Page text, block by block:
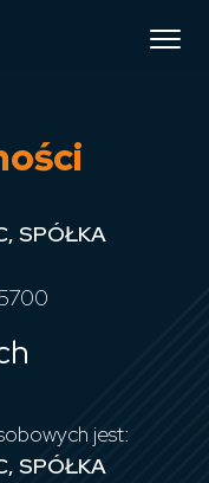
SPÓŁKA
jest:
SPÓŁKA